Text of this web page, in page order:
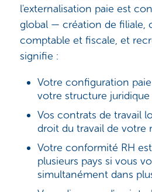
l'externalisation paie est
global — création de filiale,
comptable et fiscale, et
signifie :
Votre configuration
votre structure
Vos contrats de travail
droit du travail de votre
Votre conformité RH
plusieurs pays si vous
simultanément dans